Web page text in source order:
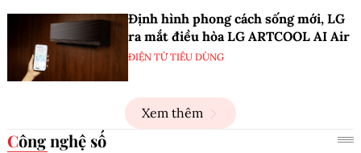
Định hình phong cách sống mới, LG
ra mắt điều hòa LG ARTCOOL AI Air
ĐIỆN TỬ TIÊU DÙNG
Xem thêm
Công nghệ số